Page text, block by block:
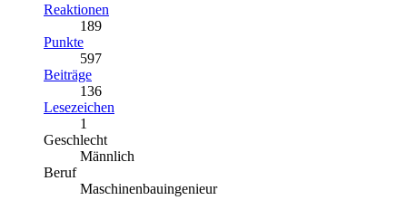
Reaktionen
189
Punkte
597
Beiträge
136
Lesezeichen
1
Geschlecht
Männlich
Beruf
Maschinenbauingenieur